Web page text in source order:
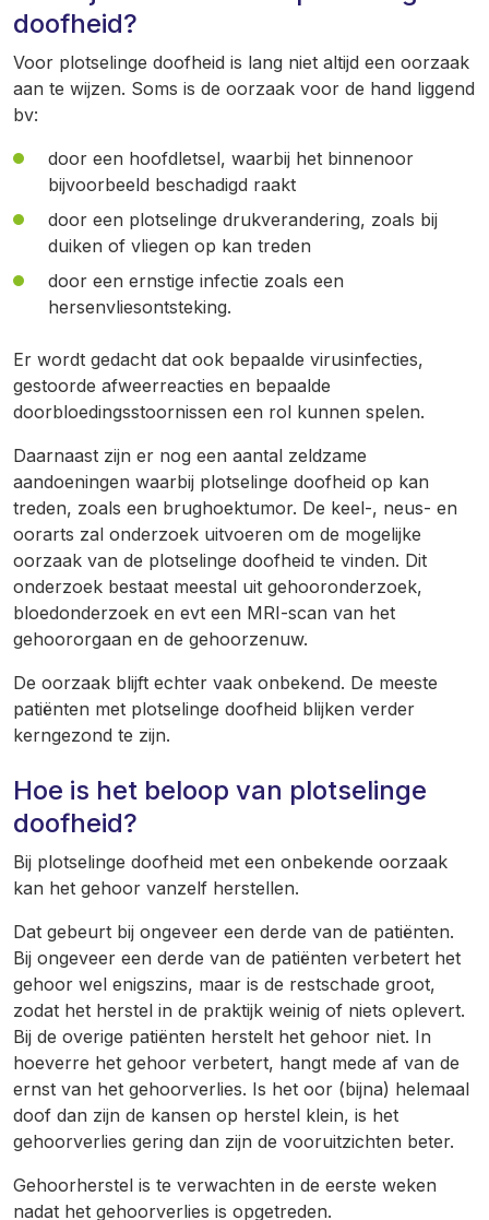
doofheid?
Voor plotselinge doofheid is lang niet altijd een oorzaak
aan te wijzen. Soms is de oorzaak voor de hand liggend
bv:
door een hoofdletsel, waarbij het binnenoor
bijvoorbeeld beschadigd raakt
door een plotselinge drukverandering, zoals bij
duiken of vliegen op kan treden
door een ernstige infectie zoals een
hersenvliesontsteking.
Er wordt gedacht dat ook bepaalde virusinfecties,
gestoorde afweerreacties en bepaalde
doorbloedingsstoornissen een rol kunnen spelen.
Daarnaast zijn er nog een aantal zeldzame
aandoeningen waarbij plotselinge doofheid op kan
treden, zoals een brughoektumor. De keel-, neus- en
oorarts zal onderzoek uitvoeren om de mogelijke
oorzaak van de plotselinge doofheid te vinden. Dit
onderzoek bestaat meestal uit gehooronderzoek,
bloedonderzoek en evt een MRI-scan van het
gehoororgaan en de gehoorzenuw.
De oorzaak blijft echter vaak onbekend. De meeste
patiënten met plotselinge doofheid blijken verder
kerngezond te zijn.
Hoe is het beloop van plotselinge
doofheid?
Bij plotselinge doofheid met een onbekende oorzaak
kan het gehoor vanzelf herstellen.
Dat gebeurt bij ongeveer een derde van de patiënten.
Bij ongeveer een derde van de patiënten verbetert het
gehoor wel enigszins, maar is de restschade groot,
zodat het herstel in de praktijk weinig of niets oplevert.
Bij de overige patiënten herstelt het gehoor niet. In
hoeverre het gehoor verbetert, hangt mede af van de
ernst van het gehoorverlies. Is het oor (bijna) helemaal
doof dan zijn de kansen op herstel klein, is het
gehoorverlies gering dan zijn de vooruitzichten beter.
Gehoorherstel is te verwachten in de eerste weken
nadat het gehoorverlies is opgetreden.